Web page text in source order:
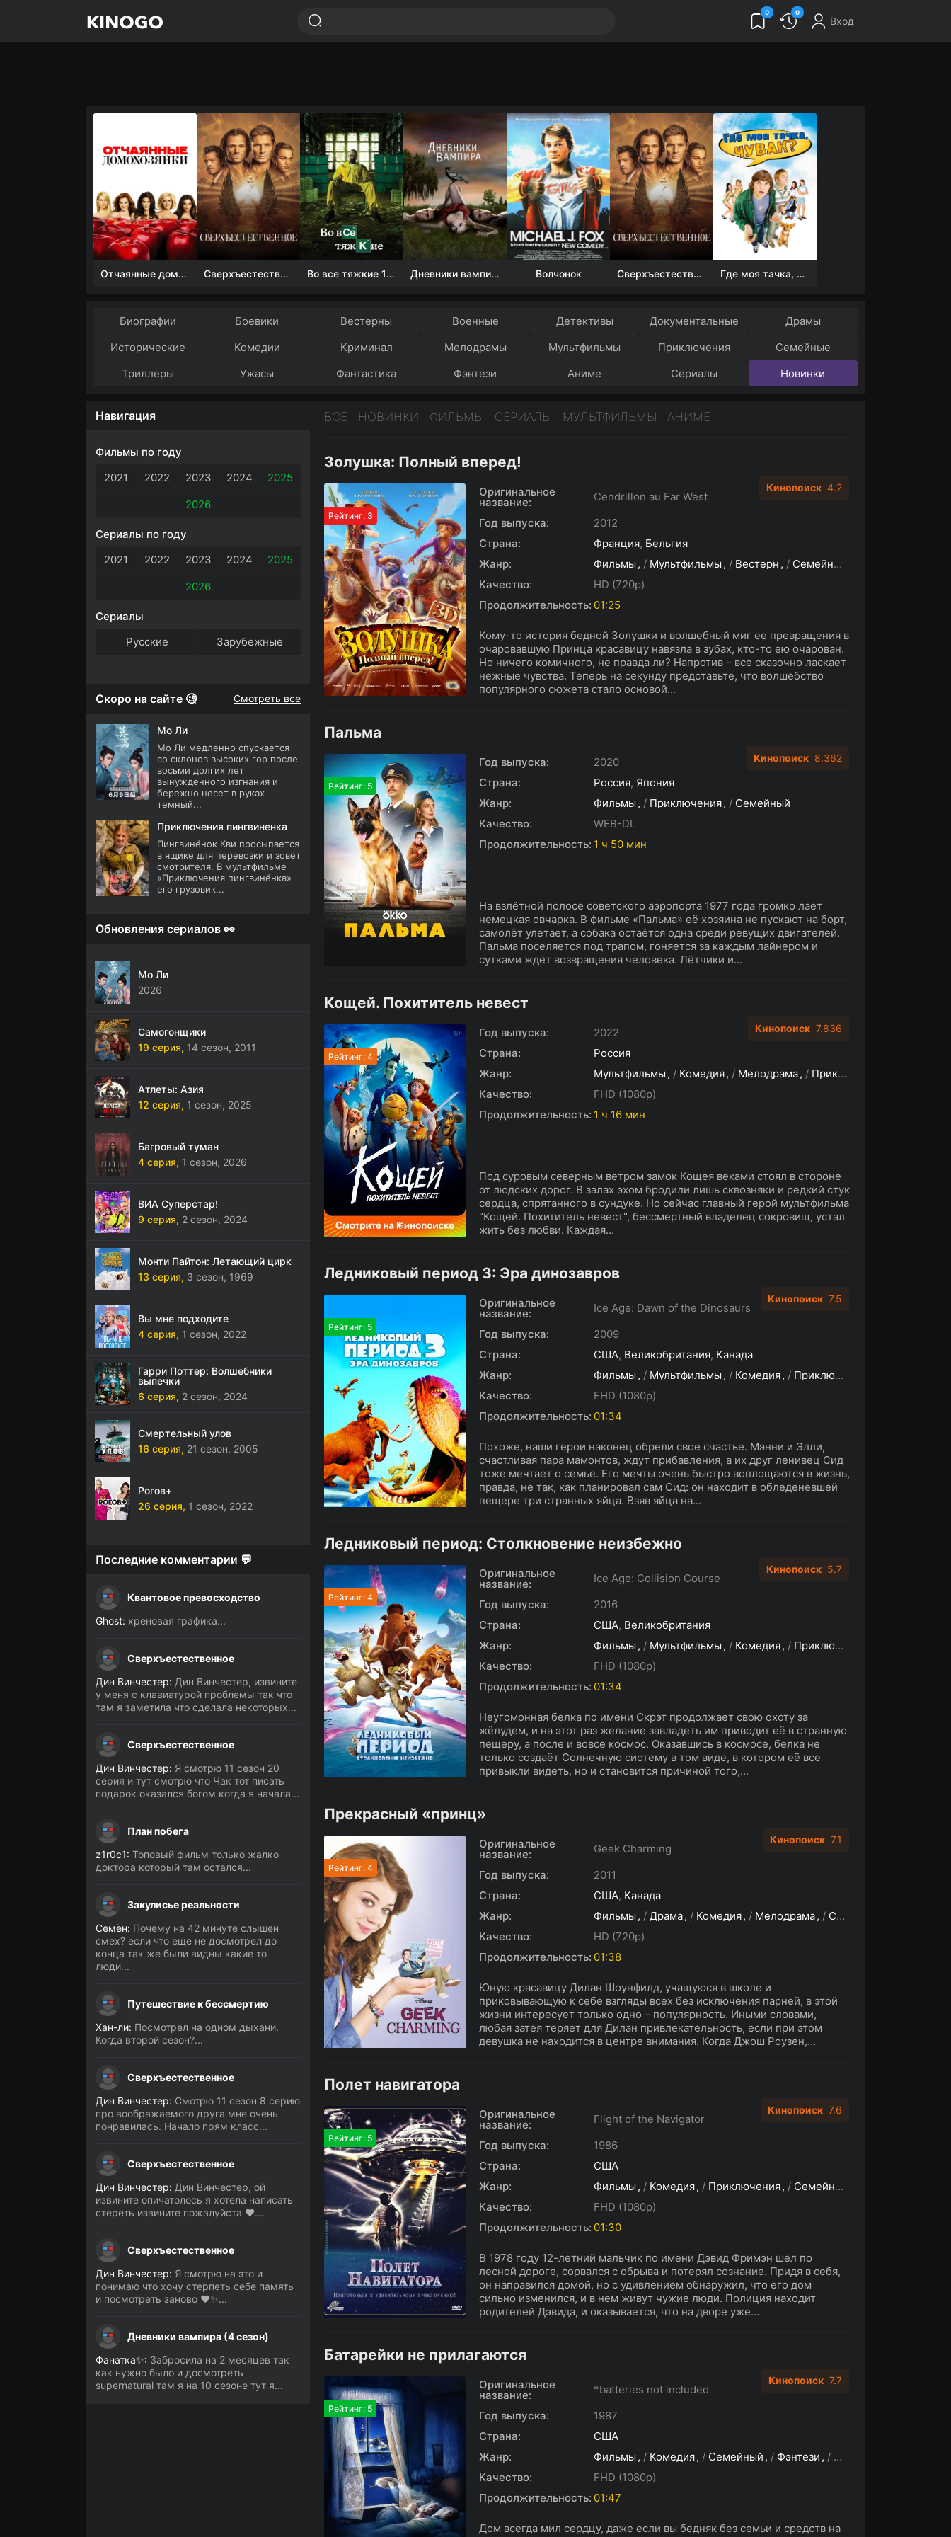
0 0
Вход
Отчаянные домохозяйки (1 сезон) Сверхъестественное Во все тяжкие 1-5 сезон Дневники вампира (4 сезон) Волчонок Сверхъестественное Где моя тачка, чувак?
Биографии Боевики Вестерны Военные Детективы Документальные
Драмы
Исторические
Комедии Криминал Мелодрамы Мультфильмы Приключения
Семейные
Триллеры
Ужасы Фантастика Фэнтези Аниме Сериалы Новинки
ВСЕ НОВИНКИ ФИЛЬМЫ СЕРИАЛЫ МУЛЬТФИЛЬМЫ АНИМЕ
Золушка: Полный вперед!
Рейтинг: 3
Оригинальное
название:
Cendrillon au Far West
Год выпуска:
2012
Страна:
Франция, Бельгия
Жанр:
Фильмы / Мультфильмы / Вестерн / Семейный
Качество:
HD (720p)
Продолжительность: 01:25
Кому-то история бедной Золушки и волшебный миг ее превращения в
очаровавшую Принца красавицу навязла в зубах, кто-то ею очарован.
Но ничего комичного, не правда ли? Напротив – все сказочно ласкает
нежные чувства. Теперь на секунду представьте, что волшебство
популярного сюжета стало основой...
Кинопоиск 4.2
Пальма
Рейтинг: 5
Год выпуска:
2020
Страна:
Россия, Япония
Жанр:
Фильмы / Приключения / Семейный
Качество:
WEB-DL
Продолжительность: 1 ч 50 мин
На взлётной полосе советского аэропорта 1977 года громко лает
немецкая овчарка. В фильме «Пальма» её хозяина не пускают на борт,
самолёт улетает, а собака остаётся одна среди ревущих двигателей.
Пальма поселяется под трапом, гоняется за каждым лайнером и
сутками ждёт возвращения человека. Лётчики и...
Кинопоиск 8.362
Кощей. Похититель невест
Рейтинг: 4
Год выпуска:
2022
Страна:
Россия
Жанр:
Мультфильмы / Комедия / Мелодрама / Приключения
Качество:
FHD (1080p)
Продолжительность: 1 ч 16 мин
Под суровым северным ветром замок Кощея веками стоял в стороне
от людских дорог. В залах эхом бродили лишь сквозняки и редкий стук
сердца, спрятанного в сундуке. Но сейчас главный герой мультфильма
"Кощей. Похититель невест", бессмертный владелец сокровищ, устал
жить без любви. Каждая...
Кинопоиск 7.836
Ледниковый период 3: Эра динозавров
Рейтинг: 5
Оригинальное
название:
Ice Age: Dawn of the Dinosaurs
Год выпуска:
2009
Страна:
США, Великобритания, Канада
Жанр:
Фильмы / Мультфильмы / Комедия / Приключения
Качество:
FHD (1080p)
Продолжительность: 01:34
Похоже, наши герои наконец обрели свое счастье. Мэнни и Элли,
счастливая пара мамонтов, ждут прибавления, а их друг ленивец Сид
тоже мечтает о семье. Его мечты очень быстро воплощаются в жизнь,
правда, не так, как планировал сам Сид: он находит в обледеневшей
пещере три странных яйца. Взяв яйца на...
Кинопоиск 7.5
Ледниковый период: Столкновение неизбежно
Рейтинг: 4
Оригинальное
название:
Ice Age: Collision Course
Год выпуска:
2016
Страна:
США, Великобритания
Жанр:
Фильмы / Мультфильмы / Комедия / Приключения
Качество:
FHD (1080p)
Продолжительность: 01:34
Неугомонная белка по имени Скрэт продолжает свою охоту за
жёлудем, и на этот раз желание завладеть им приводит её в странную
пещеру, а после и вовсе космос. Оказавшись в космосе, белка не
только создаёт Солнечную систему в том виде, в котором её все
привыкли видеть, но и становится причиной того,...
Кинопоиск 5.7
Прекрасный «принц»
Рейтинг: 4
Оригинальное
название:
Geek Charming
Год выпуска:
2011
Страна:
США, Канада
Жанр:
Фильмы / Драма / Комедия / Мелодрама / Семейный
Качество:
HD (720p)
Продолжительность: 01:38
Юную красавицу Дилан Шоунфилд, учащуюся в школе и
приковывающую к себе взгляды всех без исключения парней, в этой
жизни интересует только одно – популярность. Иными словами,
любая затея теряет для Дилан привлекательность, если при этом
девушка не находится в центре внимания. Когда Джош Роузен,...
Кинопоиск 7.1
Полет навигатора
Рейтинг: 5
Оригинальное
название:
Flight of the Navigator
Год выпуска:
1986
Страна:
США
Жанр:
Фильмы / Комедия / Приключения / Семейный
Качество:
FHD (1080p)
Продолжительность: 01:30
В 1978 году 12-летний мальчик по имени Дэвид Фримэн шел по
лесной дороге, сорвался с обрыва и потерял сознание. Придя в себя,
он направился домой, но с удивлением обнаружил, что его дом
сильно изменился, и в нем живут чужие люди. Полиция находит
родителей Дэвида, и оказывается, что на дворе уже...
Кинопоиск 7.6
Батарейки не прилагаются
Рейтинг: 5
Оригинальное
название:
*batteries not included
Год выпуска:
1987
Страна:
США
Жанр:
Фильмы / Комедия / Семейный / Фэнтези / Фантастика
Качество:
FHD (1080p)
Продолжительность: 01:47
Дом всегда мил сердцу, даже если вы бедняк без семьи и средств на
Кинопоиск 7.7
Навигация
Фильмы по году
2021
2022 2023 2024
2025
2026
Сериалы по году
2021
2022 2023 2024
2025
2026
Сериалы
Русские
Зарубежные
Скоро на сайте 🧐 Смотреть все
Мо Ли
Мо Ли медленно спускается
со склонов высоких гор после
восьми долгих лет
вынужденного изгнания и
бережно несет в руках
темный...
Приключения пингвиненка
Пингвинёнок Кви просыпается
в ящике для перевозки и зовёт
смотрителя. В мультфильме
«Приключения пингвинёнка»
его грузовик...
Обновления сериалов 👀
Мо Ли
2026
Самогонщики
19 серия, 14 сезон, 2011
Атлеты: Азия
12 серия, 1 сезон, 2025
Багровый туман
4 серия, 1 сезон, 2026
ВИА Суперстар!
9 серия, 2 сезон, 2024
Монти Пайтон: Летающий цирк
13 серия, 3 сезон, 1969
Вы мне подходите
4 серия, 1 сезон, 2022
Гарри Поттер: Волшебники
выпечки
6 серия, 2 сезон, 2024
Смертельный улов
16 серия, 21 сезон, 2005
Рогов+
26 серия, 1 сезон, 2022
Последние комментарии 💬
Квантовое превосходство
Ghost: хреновая графика...
Сверхъестественное
Дин Винчестер: Дин Винчестер, извините
у меня с клавиатурой проблемы так что
там я заметила что сделала некоторых...
Сверхъестественное
Дин Винчестер: Я смотрю 11 сезон 20
серия и тут смотрю что Чак тот писать
подарок оказался богом когда я начала...
План побега
z1r0c1: Топовый фильм только жалко
доктора который там остался...
Закулисье реальности
Семён: Почему на 42 минуте слышен
смех? если что еще не досмотрел до
конца так же были видны какие то
люди...
Путешествие к бессмертию
Хан-ли: Посмотрел на одном дыхани.
Когда второй сезон?...
Сверхъестественное
Дин Винчестер: Смотрю 11 сезон 8 серию
про воображаемого друга мне очень
понравилась. Начало прям класс...
Сверхъестественное
Дин Винчестер: Дин Винчестер, ой
извините опичатолось я хотела написать
стереть извините пожалуйста ❤️...
Сверхъестественное
Дин Винчестер: Я смотрю на это и
понимаю что хочу стерпеть себе память
и посмотреть заново ❤️✨...
Дневники вампира (4 сезон)
Фанатка✨: Забросила на 2 месяцев так
как нужно было и досмотреть
supernatural там я на 10 сезоне тут я...